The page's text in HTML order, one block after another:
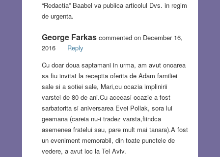
“Redactia” Baabel va publica articolul Dvs. in regim
de urgenta.
George Farkascommented on December 16,
2016
Reply
Cu doar doua saptamani in urma, am avut onoarea
sa fiu invitat la receptia oferita de Adam familiei
sale si a sotiei sale, Mari,cu ocazia implinirii
varstei de 80 de ani.Cu aceeasi ocazie a fost
sarbatorita si aniversarea Evei Pollak, sora lui
geamana (careia nu-i tradez varsta,fiindca
asemenea fratelui sau, pare mult mai tanara).A fost
un eveniment memorabil, din toate punctele de
vedere, a avut loc la Tel Aviv.